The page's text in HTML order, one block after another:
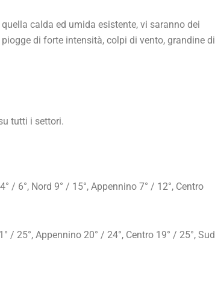
calda ed umida esistente, vi saranno dei
di forte intensità, colpi di vento, grandine di
tutti i settori.
/ 6°, Nord 9° / 15°, Appennino 7° / 12°, Centro
/ 25°, Appennino 20° / 24°, Centro 19° / 25°, Sud